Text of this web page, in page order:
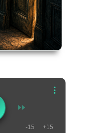
-15 +15